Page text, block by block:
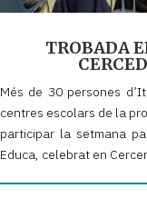
TROBADA
Més de 30 persones
centres escolars de la
participar la setmana
Educa, celebrat en